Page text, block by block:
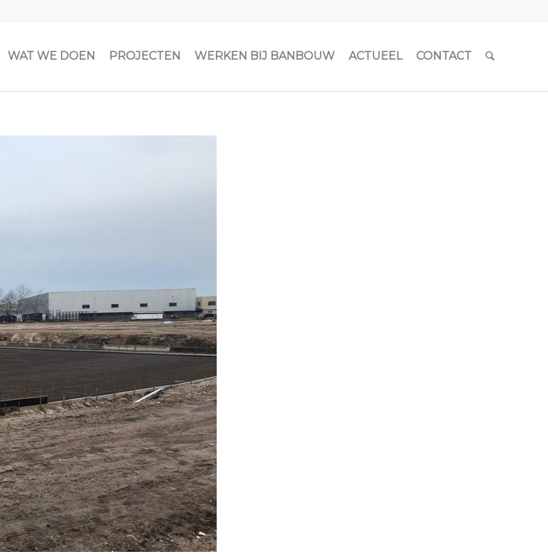
WAT WE DOEN PROJECTEN WERKEN BIJ BANBOUW ACTUEEL CONTACT